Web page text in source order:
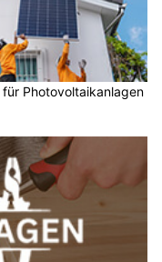
Photovoltaikanlagen